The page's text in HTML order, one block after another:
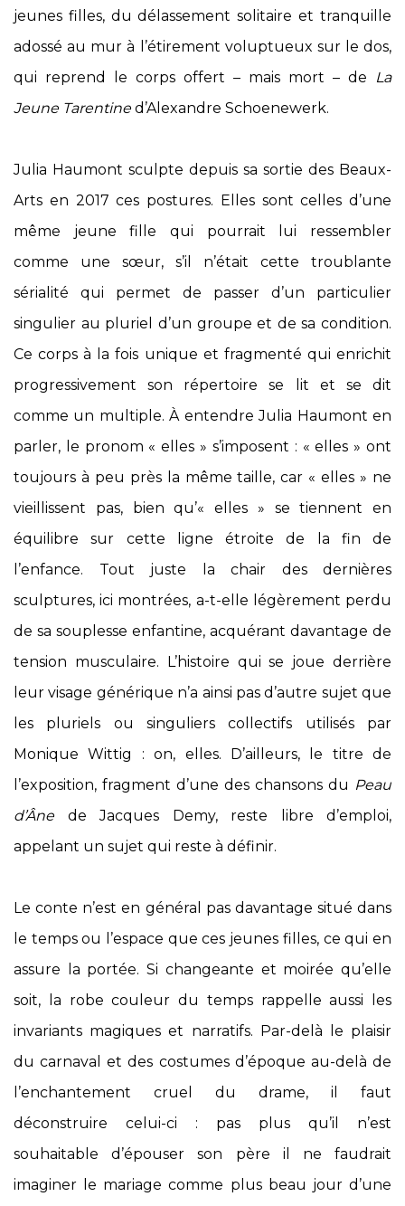
jeunes filles, du délassement solitaire et tranquille
adossé au mur à l’étirement voluptueux sur le dos,
qui reprend le corps offert – mais mort – de
La
Jeune Tarentine d’Alexandre Schoenewerk.
Julia Haumont sculpte depuis sa sortie des Beaux-
Arts en 2017 ces postures. Elles sont celles d’une
même jeune fille qui pourrait lui ressembler
comme une sœur, s’il n’était cette troublante
sérialité qui permet de passer d’un particulier
singulier au pluriel d’un groupe et de sa condition.
Ce corps à la fois unique et fragmenté qui enrichit
progressivement son répertoire se lit et se dit
comme un multiple. À entendre Julia Haumont en
parler, le pronom « elles » s’imposent : « elles » ont
toujours à peu près la même taille, car « elles » ne
vieillissent pas, bien qu’« elles » se tiennent en
équilibre sur cette ligne étroite de la fin de
l’enfance. Tout juste la chair des dernières
sculptures, ici montrées, a-t-elle légèrement perdu
de sa souplesse enfantine, acquérant davantage de
tension musculaire. L’histoire qui se joue derrière
leur visage générique n’a ainsi pas d’autre sujet que
les pluriels ou singuliers collectifs utilisés par
Monique Wittig : on, elles. D’ailleurs, le titre de
l’exposition, fragment d’une des chansons du Peau
d’Âne de Jacques Demy, reste libre d’emploi,
appelant un sujet qui reste à définir.
Le conte n’est en général pas davantage situé dans
le temps ou l’espace que ces jeunes filles, ce qui en
assure la portée. Si changeante et moirée qu’elle
soit, la robe couleur du temps rappelle aussi les
invariants magiques et narratifs. Par-delà le plaisir
du carnaval et des costumes d’époque au-delà de
l’enchantement cruel du drame, il faut
déconstruire celui-ci : pas plus qu’il n’est
souhaitable d’épouser son père il ne faudrait
imaginer le mariage comme plus beau jour d’une